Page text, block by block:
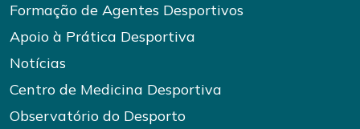
Formação de Agentes Desportivos
Apoio à Prática Desportiva
Notícias
Centro de Medicina Desportiva
Observatório do Desporto